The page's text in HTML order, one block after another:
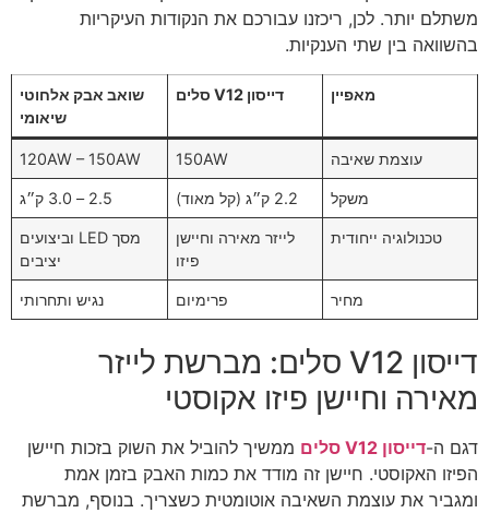
משתלם יותר. לכן, ריכזנו עבורכם את הנקודות העיקריות
בהשוואה בין שתי הענקיות.
מאפיין דייסון V12 סלים
שואב אבק אלחוטי
שיאומי
עוצמת שאיבה 150AW
120AW – 150AW
משקל 2.2 ק״ג (קל מאוד) 2.5 – 3.0 ק״ג
טכנולוגיה ייחודית
לייזר מאירה וחיישן
פיזו
מסך LED וביצועים
יציבים
מחיר פרימיום נגיש ותחרותי
דייסון V12 סלים: מברשת לייזר
מאירה וחיישן פיזו אקוסטי
דגם ה-דייסון V12 סלים
ממשיך להוביל את השוק בזכות חיישן
הפיזו האקוסטי. חיישן זה מודד את כמות האבק בזמן אמת
ומגביר את עוצמת השאיבה אוטומטית כשצריך. בנוסף, מברשת